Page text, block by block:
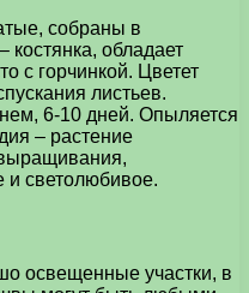
собраны в
костянка, обладает
с горчинкой. Цветет
листьев.
6-10 дней. Опыляется
– растение
и светолюбивое.
освещенные участки, в